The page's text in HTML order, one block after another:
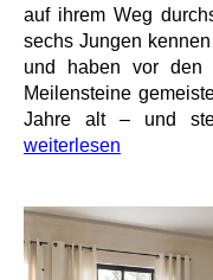
auf ihrem Weg
sechs Jungen
und haben vor den
Meilensteine
Jahre alt – und
weiterlesen